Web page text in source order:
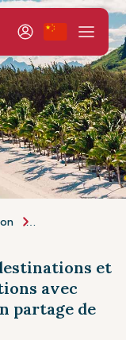
et
avec
partage de